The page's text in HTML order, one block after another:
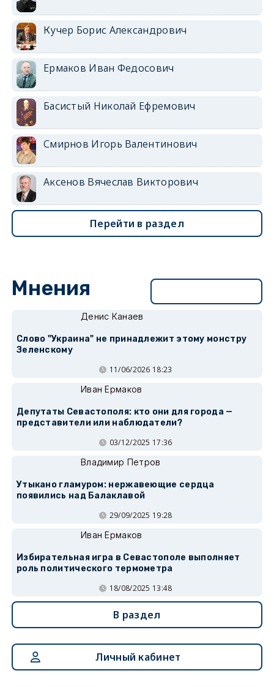
Кучер Борис Александрович
Ермаков Иван Федосович
Басистый Николай Ефремович
Смирнов Игорь Валентинович
Аксенов Вячеслав Викторович
Перейти в раздел
Мнения
Денис Канаев
Слово "Украина" не принадлежит этому монстру
Зеленскому
11/06/2026 18:23
Иван Ермаков
Депутаты Севастополя: кто они для города —
представители или наблюдатели?
03/12/2025 17:36
Владимир Петров
Утыкано гламуром: нержавеющие сердца
появились над Балаклавой
29/09/2025 19:28
Иван Ермаков
Избирательная игра в Севастополе выполняет
роль политического термометра
18/08/2025 13:48
В раздел
Личный кабинет